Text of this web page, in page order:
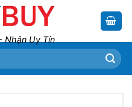
Nhận Uy Tín